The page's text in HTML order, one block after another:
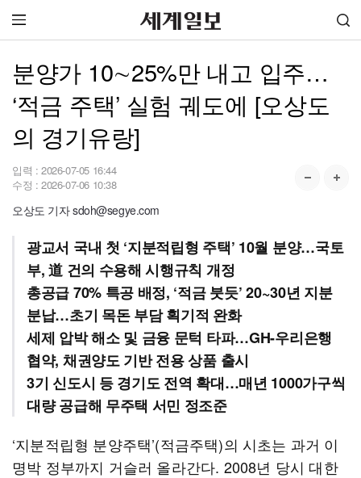
분양가 10∼25%만 내고 입주…
‘적금 주택’ 실험 궤도에 [오상도
의 경기유랑]
입력 : 2026-07-05 16:44
수정 : 2026-07-06 10:38
오상도 기자 sdoh@segye.com
광교서 국내 첫 ‘지분적립형 주택’ 10월 분양…국토
부, 道 건의 수용해 시행규칙 개정
총공급 70% 특공 배정, ‘적금 붓듯’ 20~30년 지분
분납…초기 목돈 부담 획기적 완화
세제 압박 해소 및 금융 문턱 타파…GH-우리은행
협약, 채권양도 기반 전용 상품 출시
3기 신도시 등 경기도 전역 확대…매년 1000가구씩
대량 공급해 무주택 서민 정조준
‘지분적립형 분양주택’(적금주택)의 시초는 과거 이
명박 정부까지 거슬러 올라간다. 2008년 당시 대한